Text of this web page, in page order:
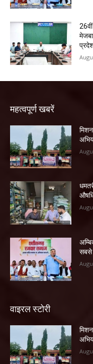
महत्वपूर्ण खबरें
सबसे
वाइरल स्टोरी